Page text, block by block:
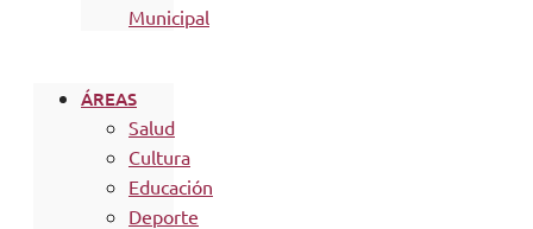
Municipal
ÁREAS
Salud
Cultura
Educación
Deporte